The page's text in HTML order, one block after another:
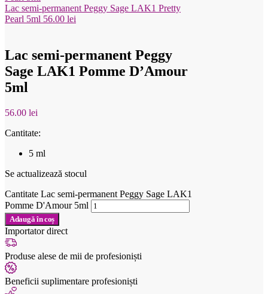
Lac semi-permanent Peggy Sage LAK1 Pretty
Pearl 5ml 56.00 lei
Lac semi-permanent Peggy
Sage LAK1 Pomme D’Amour
5ml
56.00 lei
Cantitate:
5 ml
Se actualizează stocul
Cantitate Lac semi-permanent Peggy Sage LAK1
Pomme D'Amour 5ml
Adaugă în coș
Importator direct
Produse alese de mii de profesioniști
Beneficii suplimentare profesioniști